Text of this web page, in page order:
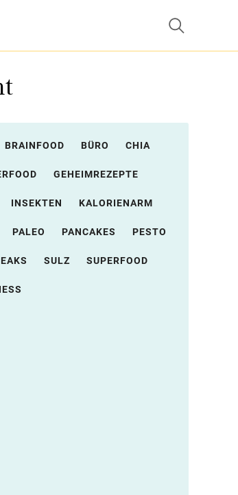
BRAINFOOD BÜRO CHIA
GEHEIMREZEPTE
INSEKTEN KALORIENARM
PALEO PANCAKES PESTO
SULZ SUPERFOOD